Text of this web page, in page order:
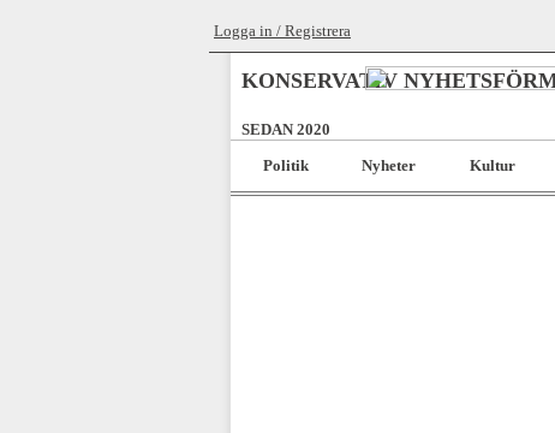
Logga in / Registrera
KONSERVATIV
SEDAN 2020
Politik
Nyheter Kultur